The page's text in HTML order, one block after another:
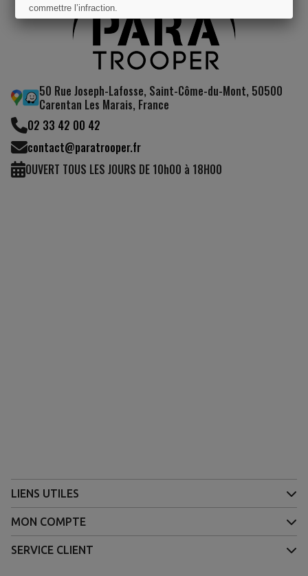
50 Rue Joseph-Lafosse, Saint-Côme-du-Mont, 50500
Carentan Les Marais, France
02 33 42 00 42
contact@paratrooper.fr
OUVERT TOUS LES JOURS DE 10h00 à 18H00
LIENS UTILES
MON COMPTE
SERVICE CLIENT
commettre l’infraction.
J'AI COMPRIS